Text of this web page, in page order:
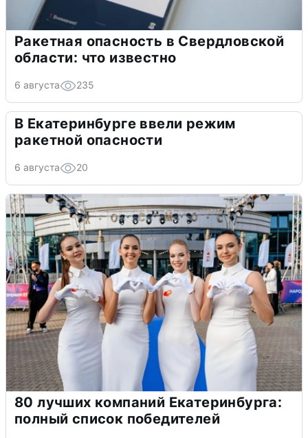
Ракетная опасность в Свердловской
области: что известно
6 августа 235
В Екатеринбурге ввели режим
ракетной опасности
6 августа 20
80 лучших компаний Екатеринбурга:
полный список победителей